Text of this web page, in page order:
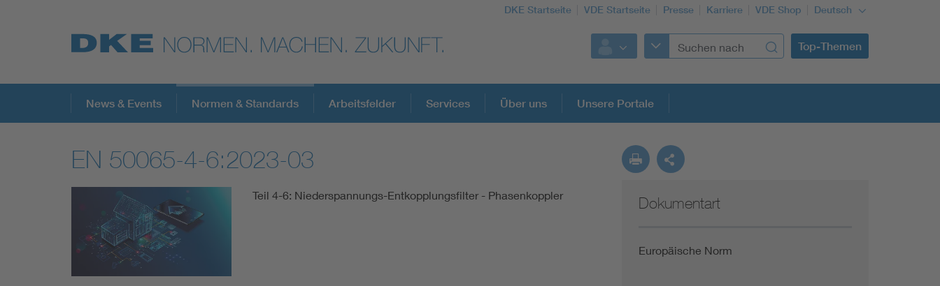
DKE Startseite VDE Startseite Presse Karriere VDE Shop Deutsch
Top-Themen
Top-Themen
VDE Fokusthemen
Digital Security
Energy
DKE Fachinformationen im Kontext der Normung
Blitzschutz: DIN EN 62305 in der Übersicht Funktionale Sicherheit schützt den Menschen
Gleichstromanwendungen im Wachstum
News & Events Normen & Standards Arbeitsfelder Services Über uns Unsere Portale
EN 50065-4-6:2023-03
Teil 4-6: Niederspannungs-Entkopplungsfilter - Phasenkoppler Dokumentart
Europäische Norm